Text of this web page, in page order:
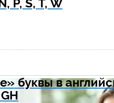
P, S, T, W
буквы в